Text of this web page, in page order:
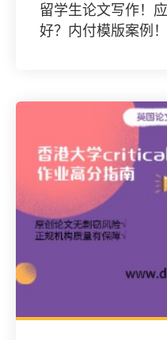
留学生论文写作！
好？内付模版案例！